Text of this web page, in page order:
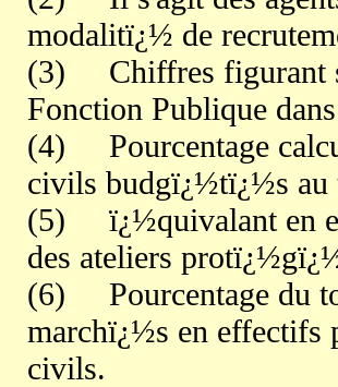
modalitï¿½ de
(3)
Chiffres figurant
Fonction Publique
(4)
Pourcentage
civils budgï¿½tï¿½s au
(5)
ï¿½quivalant en
des ateliers
(6)
Pourcentage du
marchï¿½s en effectifs
civils.